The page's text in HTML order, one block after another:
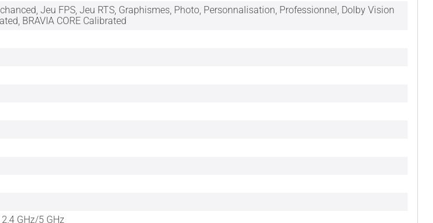
Jeu FPS, Jeu RTS, Graphismes, Photo, Personnalisation, Professionnel, Dolby Vision
BRAVIA CORE Calibrated
GHz/5 GHz